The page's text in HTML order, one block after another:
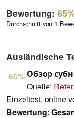
Bewertung:
Durchschnitt von 1
Ausländische
65% Обзор
Quelle:
Einzeltest, online
Bewertung: